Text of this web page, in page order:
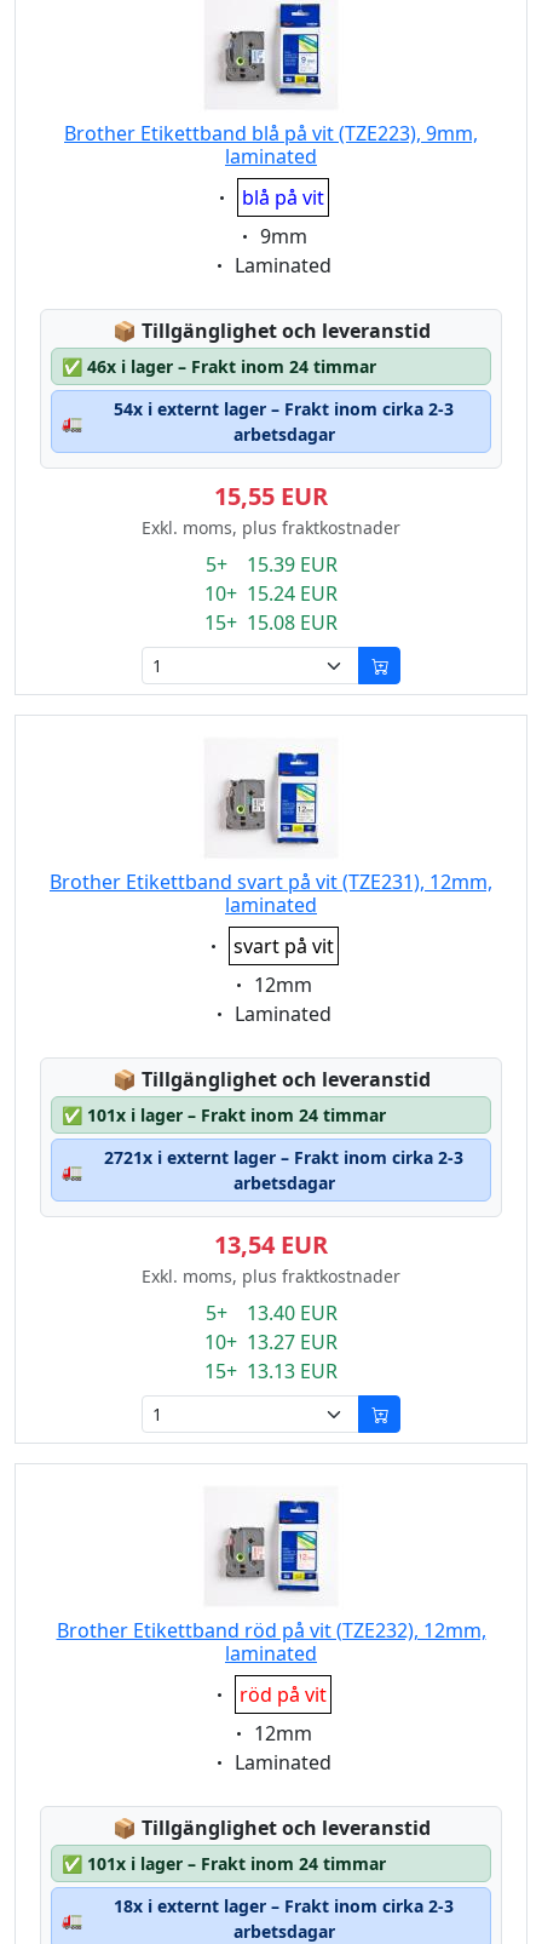
Brother Etikettband blå på vit (TZE223), 9mm,
laminated
Eigenschaft:
blå på vit
Eigenschaft:
9mm
Eigenschaft:
Laminated
📦 Lagerstatus:
Tillgänglighet och leveranstid
✅ 46x i lager – Frakt inom 24 timmar
🚛
54x i externt lager – Frakt inom cirka 2-3
arbetsdagar
15,55 EUR
Exkl. moms, plus fraktkostnader
5+ 15.39 EUR
10+ 15.24 EUR
15+ 15.08 EUR
Brother Etikettband svart på vit (TZE231), 12mm,
laminated
Eigenschaft:
svart på vit
Eigenschaft:
12mm
Eigenschaft:
Laminated
📦 Lagerstatus:
Tillgänglighet och leveranstid
✅ 101x i lager – Frakt inom 24 timmar
🚛
2721x i externt lager – Frakt inom cirka 2-3
arbetsdagar
13,54 EUR
Exkl. moms, plus fraktkostnader
5+ 13.40 EUR
10+ 13.27 EUR
15+ 13.13 EUR
Brother Etikettband röd på vit (TZE232), 12mm,
laminated
Eigenschaft:
röd på vit
Eigenschaft:
12mm
Eigenschaft:
Laminated
📦 Lagerstatus:
Tillgänglighet och leveranstid
✅ 101x i lager – Frakt inom 24 timmar
🚛
18x i externt lager – Frakt inom cirka 2-3
arbetsdagar